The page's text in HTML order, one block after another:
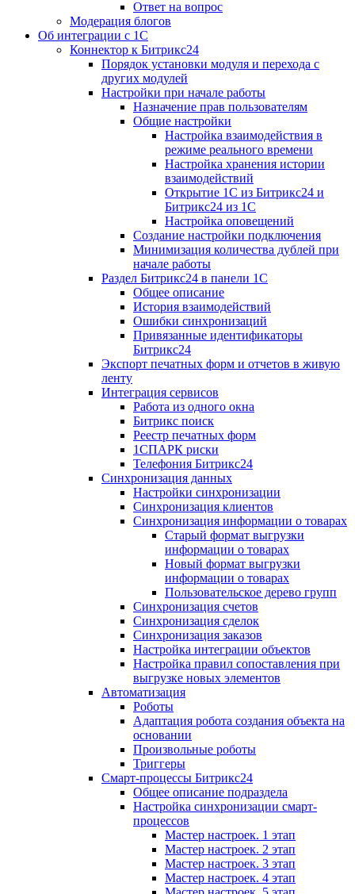
Ответ на вопрос
Модерация блогов
Об интеграции с 1С
Коннектор к Битрикс24
Порядок установки модуля и перехода с
других модулей
Настройки при начале работы
Назначение прав пользователям
Общие настройки
Настройка взаимодействия в
режиме реального времени
Настройка хранения истории
взаимодействий
Открытие 1С из Битрикс24 и
Битрикс24 из 1С
Настройка оповещений
Создание настройки подключения
Минимизация количества дублей при
начале работы
Раздел Битрикс24 в панели 1С
Общее описание
История взаимодействий
Ошибки синхронизаций
Привязанные идентификаторы
Битрикс24
Экспорт печатных форм и отчетов в живую
ленту
Интеграция сервисов
Работа из одного окна
Битрикс поиск
Реестр печатных форм
1СПАРК риски
Телефония Битрикс24
Синхронизация данных
Настройки синхронизации
Синхронизация клиентов
Синхронизация информации о товарах
Старый формат выгрузки
информации о товарах
Новый формат выгрузки
информации о товарах
Пользовательское дерево групп
Синхронизация счетов
Синхронизация сделок
Синхронизация заказов
Настройка интеграции объектов
Настройка правил сопоставления при
выгрузке новых элементов
Автоматизация
Роботы
Адаптация робота создания объекта на
основании
Произвольные роботы
Триггеры
Смарт-процессы Битрикс24
Общее описание подраздела
Настройка синхронизации смарт-
процессов
Мастер настроек. 1 этап
Мастер настроек. 2 этап
Мастер настроек. 3 этап
Мастер настроек. 4 этап